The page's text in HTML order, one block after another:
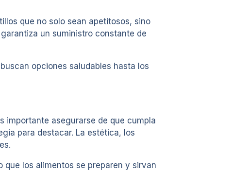
que no solo sean apetitosos, sino
un suministro constante de
opciones saludables hasta los
importante asegurarse de que cumpla
para destacar. La estética, los
los alimentos se preparen y sirvan